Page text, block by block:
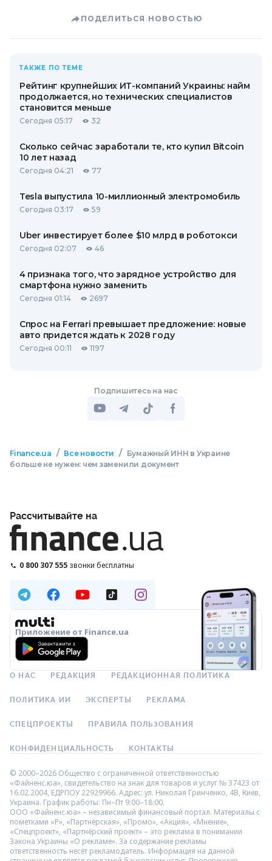
ПОДЕЛИТЬСЯ НОВОСТЬЮ
ТАКЖЕ ПО ТЕМЕ
Рейтинг крупнейших ИТ-компаний Украины: найм
продолжается, но технических специалистов
становится меньше
Сегодня 05:17 32
Сколько сейчас заработали те, кто купил Bitcoin
10 лет назад
Сегодня 04:21 77
Tesla выпустила 10-миллионный электромобиль
Сегодня 03:17 59
Uber инвестирует более $10 млрд в роботокси
Сегодня 02:07 46
4 признака того, что зарядное устройство для
смартфона нужно заменить
Сегодня 01:14 2697
Спрос на Ferrari превышает предложение: новые
авто придется ждать к 2028 году
Сегодня 00:11 1197
Подпишитесь на нас
Finance.ua / Все новости /
Бумажный ИНН в Украине
больше не нужен: чем заменили документ
Рассчитывайте на
0 800 307 555 звонки бесплатны
Приложение от Finance.ua
О НАС РЕДАКЦИЯ РЕДАКЦИОННАЯ ПОЛИТИКА
ПОЛИТИКА ИИ ЭКСПЕРТЫ РЕКЛАМА
СПЕЦПРОЕКТЫ ПРАВИЛА ПОЛЬЗОВАНИЯ
КОНФИДЕНЦИАЛЬНОСТЬ КОНТАКТЫ
© 2000–2026 Общество с ограниченной ответственностью
«Файненс.юа», свидетельство на знак для товаров и услуг № 37423 от
16.02.2004, ЕДРПОУ 22929966. Адрес: ул. Николая Гринченко, 4В, Киев,
Украина. График работы: Пн–Пт 9:00–18:00.
ООО «Файненс.юа» – независимый финансовый портал. Материалы с
пометками «Р», «Партнёрская», «Промо», «Акция», «Мнение»,
«Спецпроект», «Партнёрский проект» – это реклама в понимании
Закона Украины «О рекламе». За содержание рекламы
ответственность несёт рекламодатель. Информация на данной